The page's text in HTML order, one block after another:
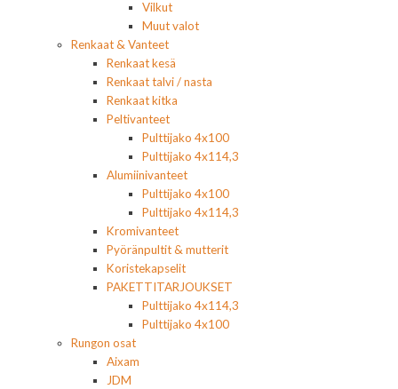
Vilkut
Muut valot
Renkaat & Vanteet
Renkaat kesä
Renkaat talvi / nasta
Renkaat kitka
Peltivanteet
Pulttijako 4x100
Pulttijako 4x114,3
Alumiinivanteet
Pulttijako 4x100
Pulttijako 4x114,3
Kromivanteet
Pyöränpultit & mutterit
Koristekapselit
PAKETTITARJOUKSET
Pulttijako 4x114,3
Pulttijako 4x100
Rungon osat
Aixam
JDM